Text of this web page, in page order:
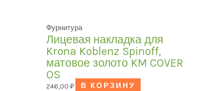
Фурнитура
Лицевая накладка для
Krona Koblenz Spinoff,
матовое золото KM COVER
OS
246,00₽
В КОРЗИНУ